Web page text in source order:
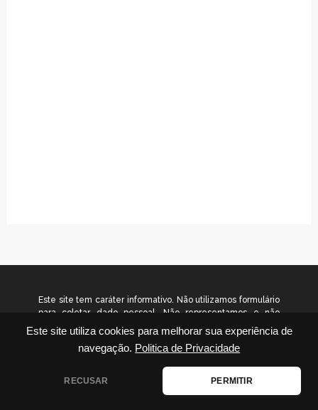
Este site utiliza cookies para melhorar sua experiência de
navegação. Politica de Privacidade
RECUSAR PERMITIR
Este site tem caráter informativo. Não utilizamos formulário
para coletar dado pessoal. Não representamos e não
temos relação com nenhuma empresa ou programa citado
no conteúdo deste site. © 2026
www.gradualinvestimentos.com.br – Todos os direitos